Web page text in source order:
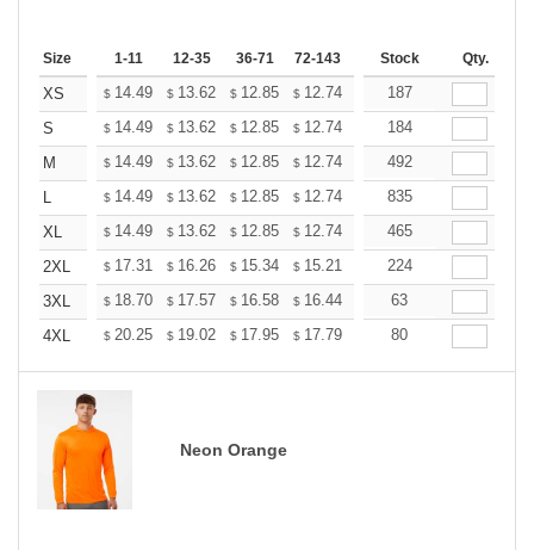
Size 1-11 12-35 36-71 72-143 144-287 288 + More
Stock Qty.
XS $ 14.49 $ 13.62 $ 12.85 $ 12.74 12.52
187
S
$ 14.49 $ 13.62 $ 12.85 $ 12.74 12.52
184
M
$ 14.49 $ 13.62 $ 12.85 $ 12.74 12.52
492
L
$ 14.49 $ 13.62 $ 12.85 $ 12.74 12.52
835
XL
$ 14.49 $ 13.62 $ 12.85 $ 12.74 12.52
465
2XL
$ 17.31 $ 16.26 $ 15.34 $ 15.21 14.95
224
3XL
$ 18.70 $ 17.57 $ 16.58 $ 16.44 16.15
63
4XL
$ 20.25 $ 19.02 $ 17.95 $ 17.79 17.49
80
Neon Orange